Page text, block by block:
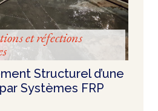
et réfections
Structurel d’une
Systèmes FRP